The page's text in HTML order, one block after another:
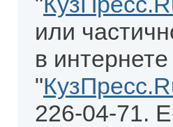
или
в
"
226-04-71.